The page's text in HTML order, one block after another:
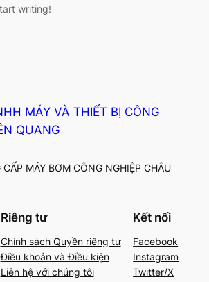
writing!
MÁY VÀ THIẾT BỊ CÔNG
QUANG
MÁY BƠM CÔNG NGHIỆP CHÂU
Riêng tư
Chính sách Quyền riêng tư
Điều khoản và Điều kiện
Liên hệ với chúng tôi
Kết nối
Facebook
Instagram
Twitter/X